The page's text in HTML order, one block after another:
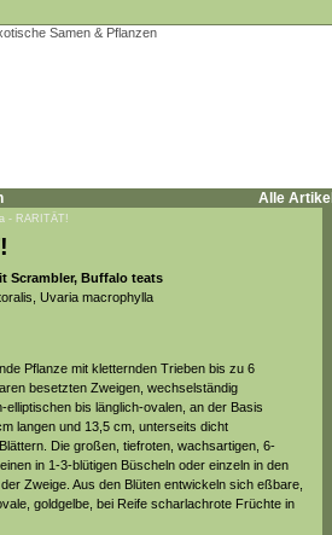
Alle Artikel
- RARITÄT!
Scrambler, Buffalo teats
Uvaria macrophylla
Pflanze mit kletternden Trieben bis zu 6
besetzten Zweigen, wechselständig
elliptischen bis länglich-ovalen, an der Basis
langen und 13,5 cm, unterseits dicht
Die großen, tiefroten, wachsartigen, 6-
in 1-3-blütigen Büscheln oder einzeln in den
Zweige. Aus den Blüten entwickeln sich eßbare,
goldgelbe, bei Reife scharlachrote Früchte in